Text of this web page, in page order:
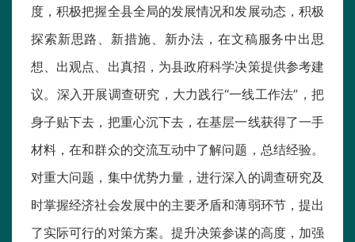
度，积极把握全县全局的发展情况和发展动态，积极
探索新思路、新措施、新办法，在文稿服务中出思
想、出观点、出真招，为县政府科学决策提供参考建
议。深入开展调查研究，大力践行“一线工作法”，把
身子贴下去，把重心沉下去，在基层一线获得了一手
材料，在和群众的交流互动中了解问题，总结经验。
对重大问题，集中优势力量，进行深入的调查研究及
时掌握经济社会发展中的主要矛盾和薄弱环节，提出
了实际可行的对策方案。提升决策参谋的高度，加强